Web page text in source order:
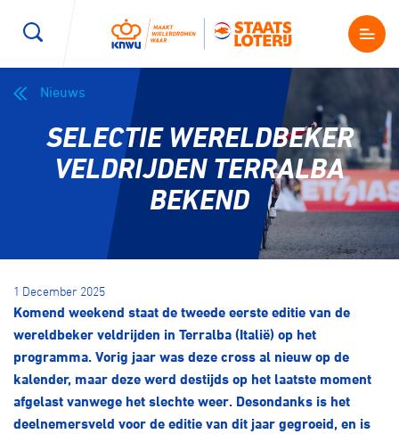
Kenniscentrum
Shop
Producten en diensten
Contact
Over ons
Nieuws
SELECTIE WERELDBEKER
VELDRIJDEN TERRALBA
BEKEND
1 December 2025
Komend weekend staat de tweede eerste editie van de
wereldbeker veldrijden in Terralba (Italië) op het
programma. Vorig jaar was deze cross al nieuw op de
kalender, maar deze werd destijds op het laatste moment
afgelast vanwege het slechte weer. Desondanks is het
deelnemersveld voor de editie van dit jaar gegroeid, en is
Wegwielrennen Mountainbiken
E-Racing
Kunstwielrijden ID-Cycling
BMX freestyle Gravel
Veldrijden Biketrial